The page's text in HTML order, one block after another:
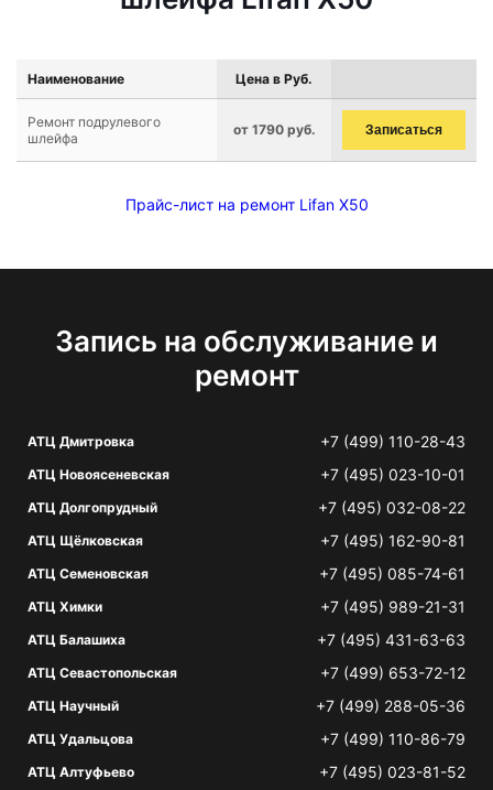
Наименование Цена в Руб.
Ремонт подрулевого
шлейфа
от 1790 руб. Записаться
Прайс-лист на ремонт Lifan X50
Запись на обслуживание и
ремонт
АТЦ Дмитровка +7 (499) 110-28-43
АТЦ Новоясеневская +7 (495) 023-10-01
АТЦ Долгопрудный +7 (495) 032-08-22
АТЦ Щёлковская +7 (495) 162-90-81
АТЦ Семеновская +7 (495) 085-74-61
АТЦ Химки +7 (495) 989-21-31
АТЦ Балашиха +7 (495) 431-63-63
АТЦ Севастопольская +7 (499) 653-72-12
АТЦ Научный +7 (499) 288-05-36
АТЦ Удальцова +7 (499) 110-86-79
АТЦ Алтуфьево +7 (495) 023-81-52